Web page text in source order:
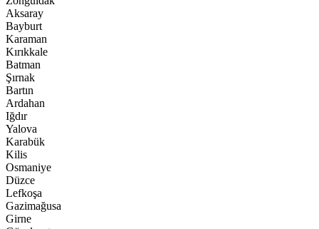
Aksaray
Bayburt
Karaman
Kırıkkale
Batman
Şırnak
Bartın
Ardahan
Iğdır
Yalova
Karabük
Kilis
Osmaniye
Düzce
Lefkoşa
Gazimağusa
Girne